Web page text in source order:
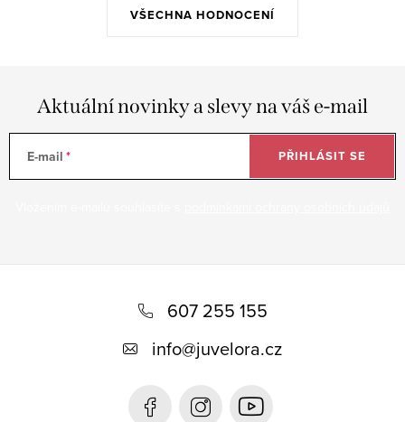
VŠECHNA HODNOCENÍ
Aktuální novinky a slevy na váš e-mail
E-mail PŘIHLÁSIT SE
607 255 155
info@juvelora.cz